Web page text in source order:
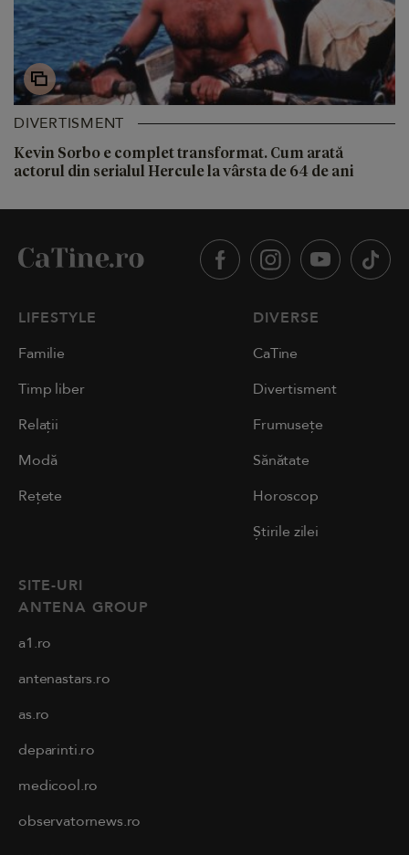
DIVERTISMENT
Kevin Sorbo e complet transformat. Cum arată
actorul din serialul Hercule la vârsta de 64 de ani
LIFESTYLE
Familie
Timp liber
Relații
Modă
Rețete
DIVERSE
CaTine
Divertisment
Frumusețe
Sănătate
Horoscop
Știrile zilei
SITE-URI
ANTENA GROUP
a1.ro
antenastars.ro
as.ro
deparinti.ro
medicool.ro
observatornews.ro